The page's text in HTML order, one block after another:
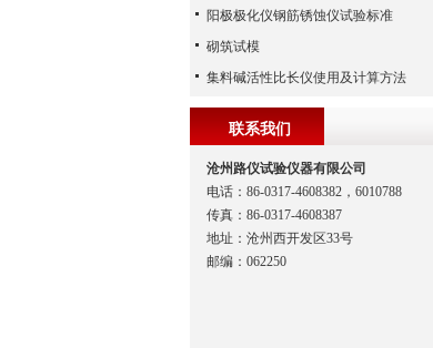
阳极极化仪钢筋锈蚀仪试验标准
砌筑试模
集料碱活性比长仪使用及计算方法
联系我们
沧州路仪试验仪器有限公司
电话：86-0317-4608382，6010788
传真：86-0317-4608387
地址：沧州西开发区33号
邮编：062250